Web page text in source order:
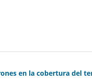
en la cobertura del